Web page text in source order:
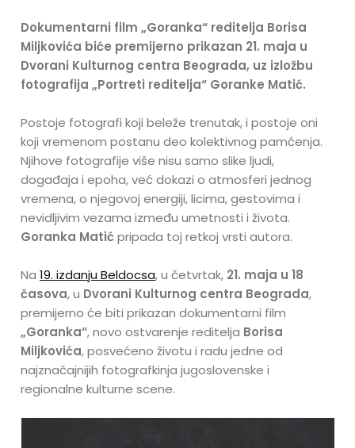
Dokumentarni film „Goranka“ reditelja Borisa
Miljkovića biće premijerno prikazan 21. maja u
Dvorani Kulturnog centra Beograda, uz izložbu
fotografija „Portreti reditelja“ Goranke Matić.
Postoje fotografi koji beleže trenutak, i postoje oni
koji vremenom postanu deo kolektivnog pamćenja.
Njihove fotografije više nisu samo slike ljudi,
događaja i epoha, već dokazi o atmosferi jednog
vremena, o njegovoj energiji, licima, gestovima i
nevidljivim vezama između umetnosti i života.
Goranka Matićpripada toj retkoj vrsti autora.
Na19. izdanju Beldocsa, u četvrtak, 21. maja u 18
časova, u Dvorani Kulturnog centra Beograda,
premijerno će biti prikazan dokumentarni film
„Goranka“, novo ostvarenje reditelja Borisa
Miljkovića, posvećeno životu i radu jedne od
najznačajnijih fotografkinja jugoslovenske i
regionalne kulturne scene.